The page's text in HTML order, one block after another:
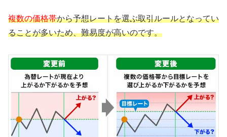
複数の価格帯から予想レートを選ぶ取引ルールとなってい
ることが多いため、難易度が高いのです。